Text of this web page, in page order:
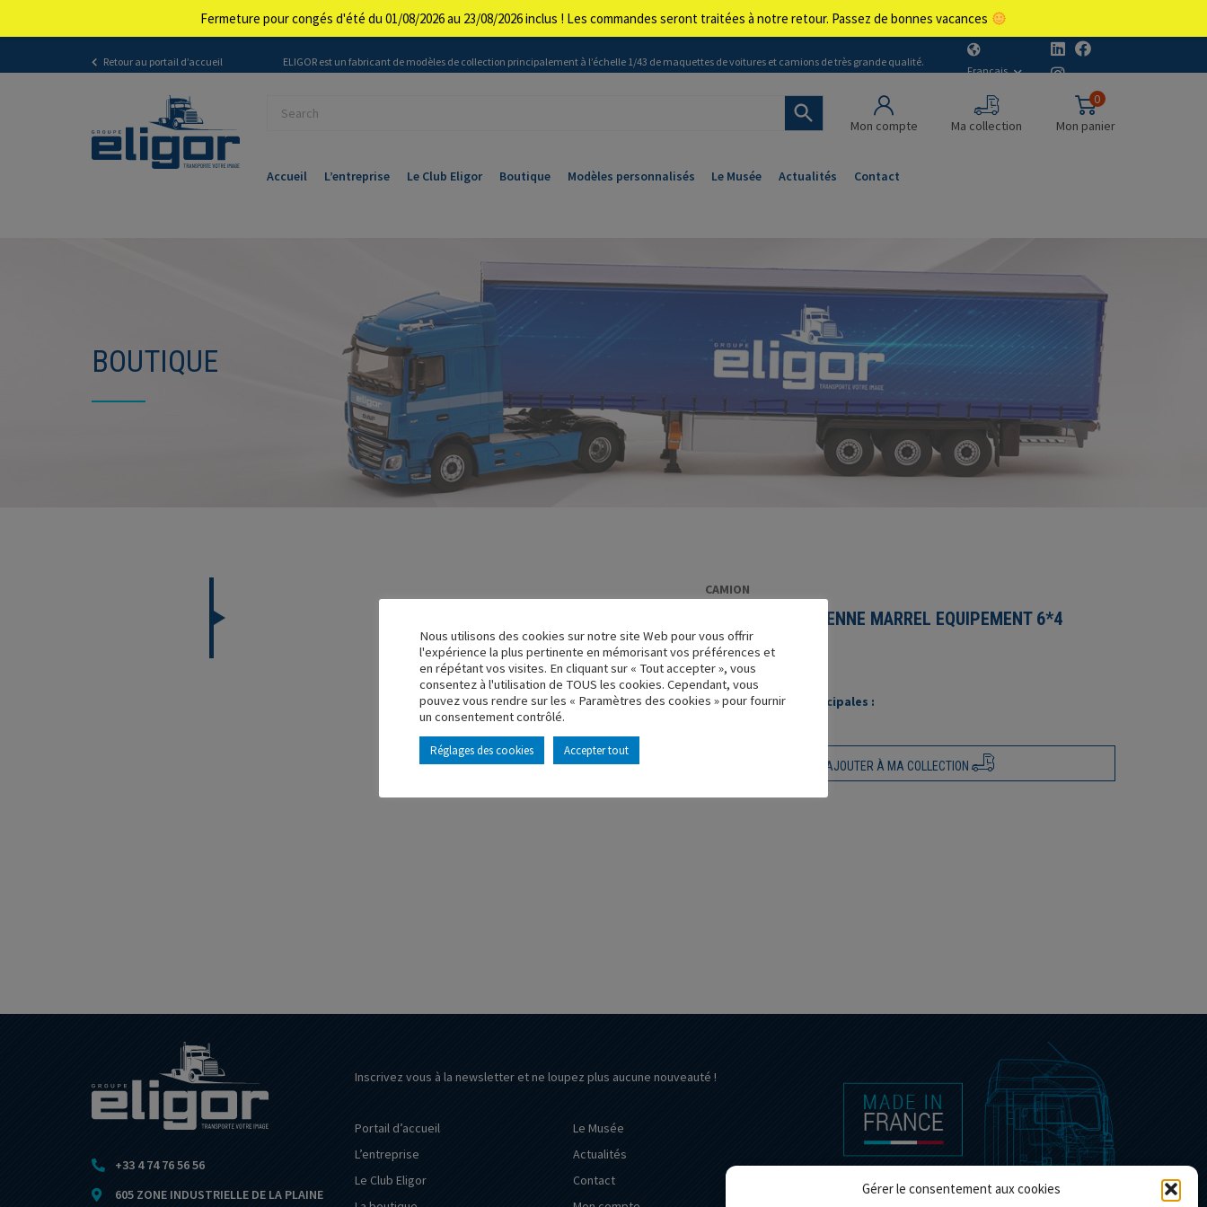
Gérer le consentement aux cookies
Retour au portail d’accueil ELIGOR est un fabricant de modèles de collection principalement à l’échelle 1/43 de maquettes de voitures et camions de très grande qualité.
Français
Mon compte Ma collection
0
Mon panier
Accueil L’entreprise Le Club Eligor Boutique Modèles personnalisés Le Musée Actualités Contact
BOUTIQUE
CAMION
RENAULT C260 BENNE MARREL EQUIPEMENT 6*4
Réf. : 110578
Rupture de stock
Caractéristique principales :
AJOUTER À MA COLLECTION
+33 4 74 76 56 56
605 ZONE INDUSTRIELLE DE LA PLAINE
Inscrivez vous à la newsletter et ne loupez plus aucune nouveauté !
Portail d’accueil
L’entreprise
Le Club Eligor
Le Musée
Actualités
Contact
Nous utilisons des cookies sur notre site Web pour vous offrir
l'expérience la plus pertinente en mémorisant vos préférences et
en répétant vos visites. En cliquant sur « Tout accepter », vous
consentez à l'utilisation de TOUS les cookies. Cependant, vous
pouvez vous rendre sur les « Paramètres des cookies » pour fournir
un consentement contrôlé.
Réglages des cookies Accepter tout
Fermeture pour congés d'été du 01/08/2026 au 23/08/2026 inclus ! Les commandes seront traitées à notre retour. Passez de bonnes vacances